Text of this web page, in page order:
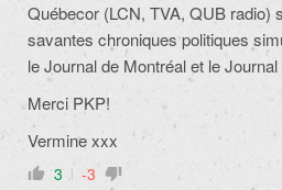
Québecor (LCN, TVA, QUB radio)
savantes chroniques politiques
le Journal de Montréal et le
Merci PKP!
Vermine xxx
3 -3